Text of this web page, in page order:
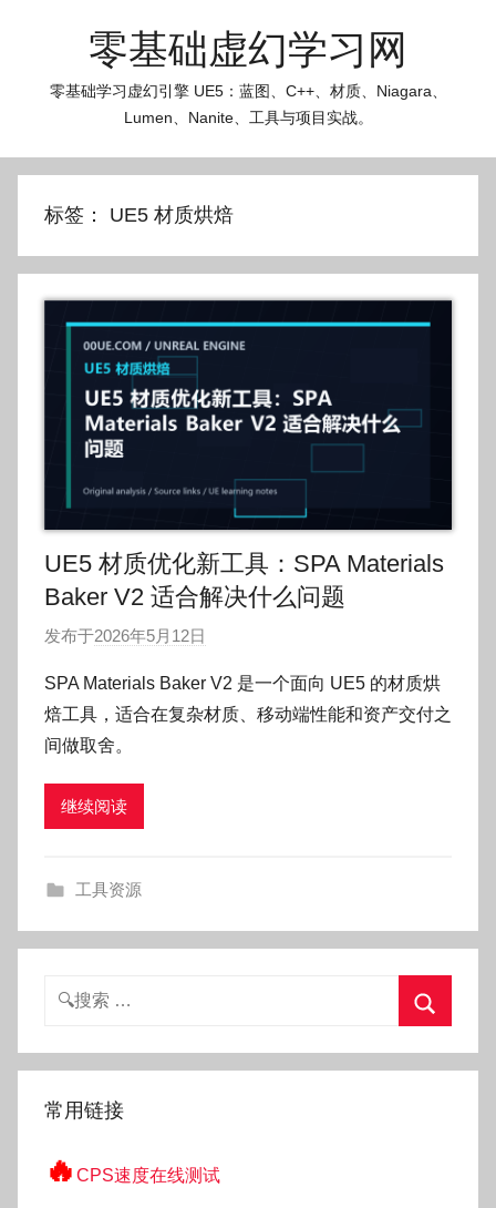
零基础虚幻学习网
零基础学习虚幻引擎 UE5：蓝图、C++、材质、Niagara、
Lumen、Nanite、工具与项目实战。
标签： UE5 材质烘焙
UE5 材质优化新工具：SPA Materials
Baker V2 适合解决什么问题
发布于2026年5月12日
O
SPA Materials Baker V2 是一个面向 UE5 的材质烘
焙工具，适合在复杂材质、移动端性能和资产交付之
间做取舍。
继续阅读
工具资源
搜
索
常用链接
🔥 CPS速度在线测试